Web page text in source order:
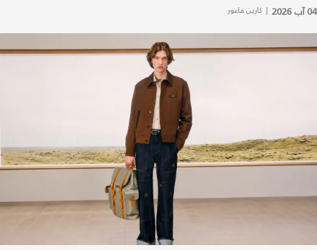
04 آب 2026 | كارين فاعور